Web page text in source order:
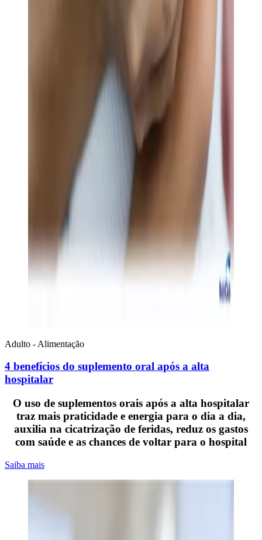
Adulto - Alimentação
4 benefícios do suplemento oral após a alta
hospitalar
O uso de suplementos orais após a alta hospitalar
traz mais praticidade e energia para o dia a dia,
auxilia na cicatrização de feridas, reduz os gastos
com saúde e as chances de voltar para o hospital
Saiba mais